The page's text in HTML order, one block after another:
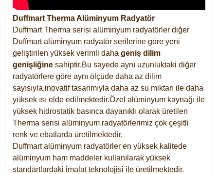
Duffmart Therma Alüminyum Radyatör
Duffmart Therma serisi alüminyum radyatörler diğer
Duffmart alüminyum radyatör serilerine göre yeni
geliştirilen yüksek verimli daha geniş dilim
genişliğine sahiptir.Bu sayede aynı uzunluktaki diğer
radyatörlere göre aynı ölçüde daha az dilim
sayısıyla,inovatif tasarımıyla daha az su miktarı ile daha
yüksek ısı elde edilmektedir.Özel alüminyum kaynağı ile
yüksek hidrostatik basınca dayanıklı olarak üretilen
Therma serisi alüminyum radyatörlerimiz çok çeşitli
renk ve ebatlarda üretilmektedir.
Duffmart alüminyum radyatörler en yüksek kalitede
alüminyum ham maddeler kullanılarak yüksek
standartlardaki imalat teknolojisi ile üretilmektedir.